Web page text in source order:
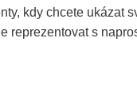
kdy chcete ukázat
reprezentovat s